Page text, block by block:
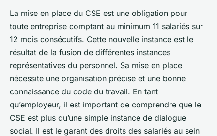
La mise en place du CSE est une obligation pour
toute entreprise comptant au minimum 11 salariés sur
12 mois consécutifs. Cette nouvelle instance est le
résultat de la fusion de différentes instances
représentatives du personnel. Sa mise en place
nécessite une organisation précise et une bonne
connaissance du code du travail. En tant
qu’employeur, il est important de comprendre que le
CSE est plus qu’une simple instance de dialogue
social. Il est le garant des droits des salariés au sein